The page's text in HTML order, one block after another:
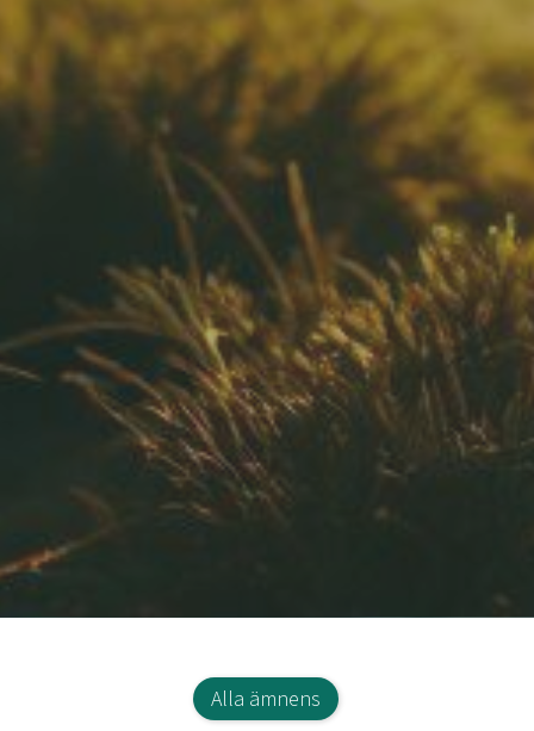
Alla ämnens